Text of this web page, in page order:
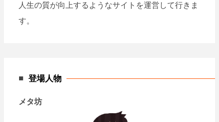
人生の質が向上するようなサイトを運営して行きま
す。
登場人物
メタ坊